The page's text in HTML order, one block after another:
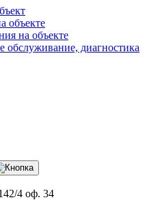
объекте
на объекте
обслуживание, диагностика
4 оф. 34